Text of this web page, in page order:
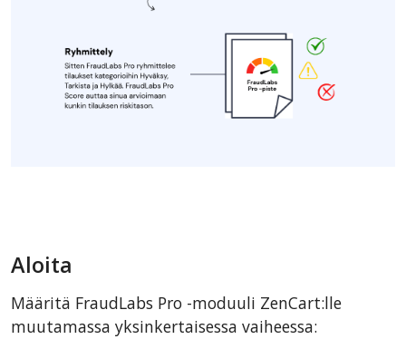
Aloita
Määritä FraudLabs Pro -moduuli ZenCart:lle
muutamassa yksinkertaisessa vaiheessa: